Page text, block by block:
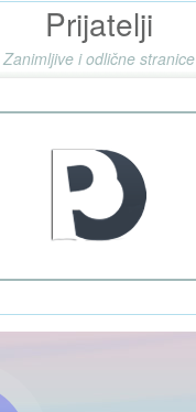
Prijatelji
Zanimljive i odlične stranice